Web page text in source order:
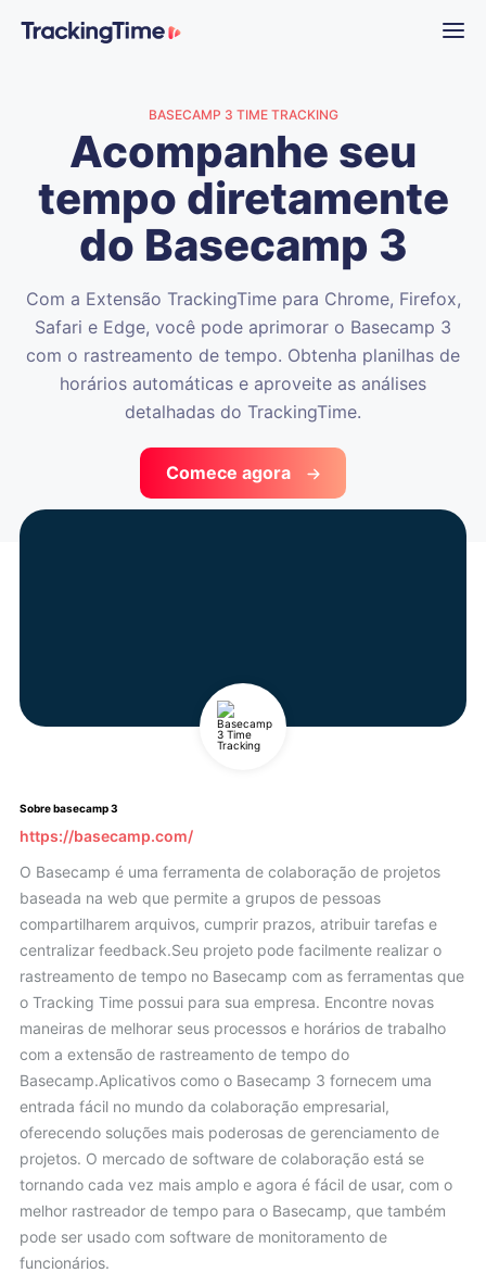
BASECAMP 3 TIME TRACKING
Acompanhe seu
tempo diretamente
do Basecamp 3
Com a Extensão TrackingTime para Chrome, Firefox,
Safari e Edge, você pode aprimorar o Basecamp 3
com o rastreamento de tempo. Obtenha planilhas de
horários automáticas e aproveite as análises
detalhadas do TrackingTime.
Comece agora
Sobre basecamp 3
https://basecamp.com/
O Basecamp é uma ferramenta de colaboração de projetos
baseada na web que permite a grupos de pessoas
compartilharem arquivos, cumprir prazos, atribuir tarefas e
centralizar feedback.Seu projeto pode facilmente realizar o
rastreamento de tempo no Basecamp com as ferramentas que
o Tracking Time possui para sua empresa. Encontre novas
maneiras de melhorar seus processos e horários de trabalho
com a extensão de rastreamento de tempo do
Basecamp.Aplicativos como o Basecamp 3 fornecem uma
entrada fácil no mundo da colaboração empresarial,
oferecendo soluções mais poderosas de gerenciamento de
projetos. O mercado de software de colaboração está se
tornando cada vez mais amplo e agora é fácil de usar, com o
melhor rastreador de tempo para o Basecamp, que também
pode ser usado com software de monitoramento de
funcionários.